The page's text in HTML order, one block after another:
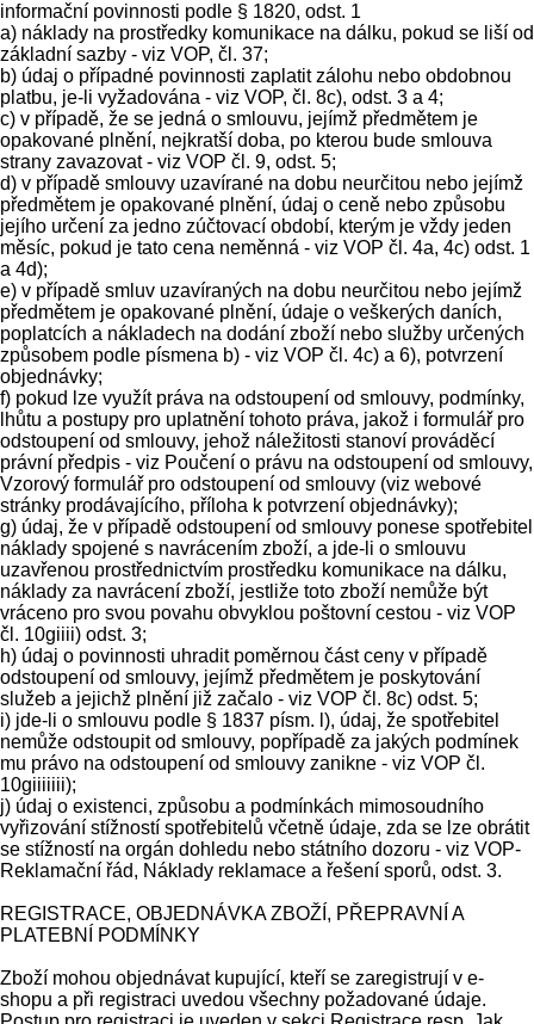
informační povinnosti podle § 1820, odst. 1
a) náklady na prostředky komunikace na dálku, pokud se liší od
základní sazby - viz VOP, čl. 37;
b) údaj o případné povinnosti zaplatit zálohu nebo obdobnou
platbu, je-li vyžadována - viz VOP, čl. 8c), odst. 3 a 4;
c) v případě, že se jedná o smlouvu, jejímž předmětem je
opakované plnění, nejkratší doba, po kterou bude smlouva
strany zavazovat - viz VOP čl. 9, odst. 5;
d) v případě smlouvy uzavírané na dobu neurčitou nebo jejímž
předmětem je opakované plnění, údaj o ceně nebo způsobu
jejího určení za jedno zúčtovací období, kterým je vždy jeden
měsíc, pokud je tato cena neměnná - viz VOP čl. 4a, 4c) odst. 1
a 4d);
e) v případě smluv uzavíraných na dobu neurčitou nebo jejímž
předmětem je opakované plnění, údaje o veškerých daních,
poplatcích a nákladech na dodání zboží nebo služby určených
způsobem podle písmena b) - viz VOP čl. 4c) a 6), potvrzení
objednávky;
f) pokud lze využít práva na odstoupení od smlouvy, podmínky,
lhůtu a postupy pro uplatnění tohoto práva, jakož i formulář pro
odstoupení od smlouvy, jehož náležitosti stanoví prováděcí
právní předpis - viz Poučení o právu na odstoupení od smlouvy,
Vzorový formulář pro odstoupení od smlouvy (viz webové
stránky prodávajícího, příloha k potvrzení objednávky);
g) údaj, že v případě odstoupení od smlouvy ponese spotřebitel
náklady spojené s navrácením zboží, a jde-li o smlouvu
uzavřenou prostřednictvím prostředku komunikace na dálku,
náklady za navrácení zboží, jestliže toto zboží nemůže být
vráceno pro svou povahu obvyklou poštovní cestou - viz VOP
čl. 10giiii) odst. 3;
h) údaj o povinnosti uhradit poměrnou část ceny v případě
odstoupení od smlouvy, jejímž předmětem je poskytování
služeb a jejichž plnění již začalo - viz VOP čl. 8c) odst. 5;
i) jde-li o smlouvu podle § 1837 písm. l), údaj, že spotřebitel
nemůže odstoupit od smlouvy, popřípadě za jakých podmínek
mu právo na odstoupení od smlouvy zanikne - viz VOP čl.
10giiiiiii);
j) údaj o existenci, způsobu a podmínkách mimosoudního
vyřizování stížností spotřebitelů včetně údaje, zda se lze obrátit
se stížností na orgán dohledu nebo státního dozoru - viz VOP-
Reklamační řád, Náklady reklamace a řešení sporů, odst. 3.
REGISTRACE, OBJEDNÁVKA ZBOŽÍ, PŘEPRAVNÍ A
PLATEBNÍ PODMÍNKY
Zboží mohou objednávat kupující, kteří se zaregistrují v e-
shopu a při registraci uvedou všechny požadované údaje.